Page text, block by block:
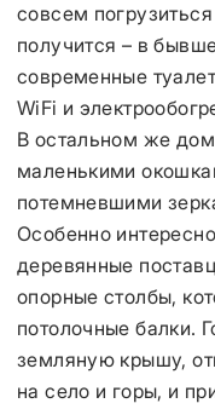
совсем
получится – в
современные
WiFi и
В остальном же дом
маленькими
потемневшими
Особенно
деревянные
опорные столбы,
потолочные балки.
земляную крышу,
на село и горы, и